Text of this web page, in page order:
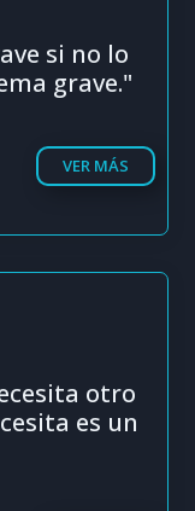
si no lo
grave."
VER MÁS
otro
es un